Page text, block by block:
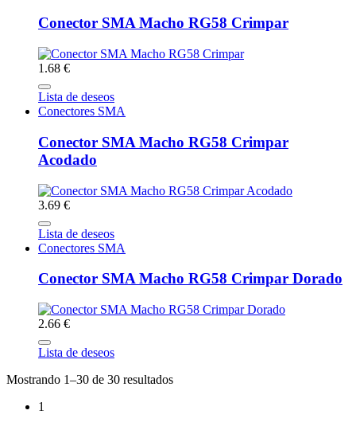
Conector SMA Macho RG58 Crimpar
1.68 €
Lista de deseos
Conectores SMA
Conector SMA Macho RG58 Crimpar
Acodado
3.69 €
Lista de deseos
Conectores SMA
Conector SMA Macho RG58 Crimpar Dorado
2.66 €
Lista de deseos
Mostrando 1–30 de 30 resultados
1